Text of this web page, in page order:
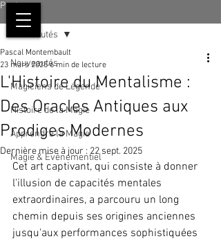
Post
Nouveautés
Magiciens de Légende
Histoire de la Magie
Apprendre la Magie
Magie & Événementiel
Nouveautés
L'Histoire du Mentalisme :
Des Oracles Antiques aux
Prodiges Modernes
Pascal Montembault
23 mars 2025 6 min de lecture
Dernière mise à jour : 22 sept. 2025
Cet art captivant, qui consiste à donner
l'illusion de capacités mentales
extraordinaires, a parcouru un long
chemin depuis ses origines anciennes
jusqu'aux performances sophistiquées